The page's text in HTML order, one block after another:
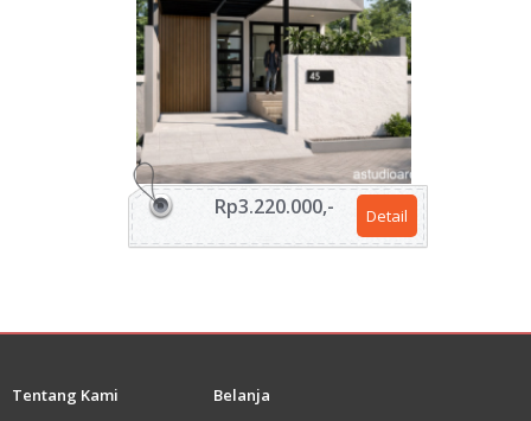
Detail
Rp3.220.000,-
Tentang Kami Belanja